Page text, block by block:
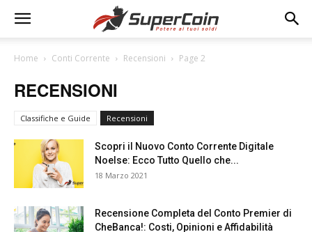
Home Conti Corrente Recensioni Page 2
RECENSIONI
Classifiche e Guide Recensioni
Scopri il Nuovo Conto Corrente Digitale
Noelse: Ecco Tutto Quello che...
18 Marzo 2021
Recensione Completa del Conto Premier di
CheBanca!: Costi, Opinioni e Affidabilità